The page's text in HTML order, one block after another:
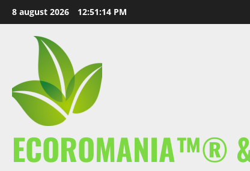
Skip
to
content
8 august 2026 12:51:15 PM
ECOROMANIA™®